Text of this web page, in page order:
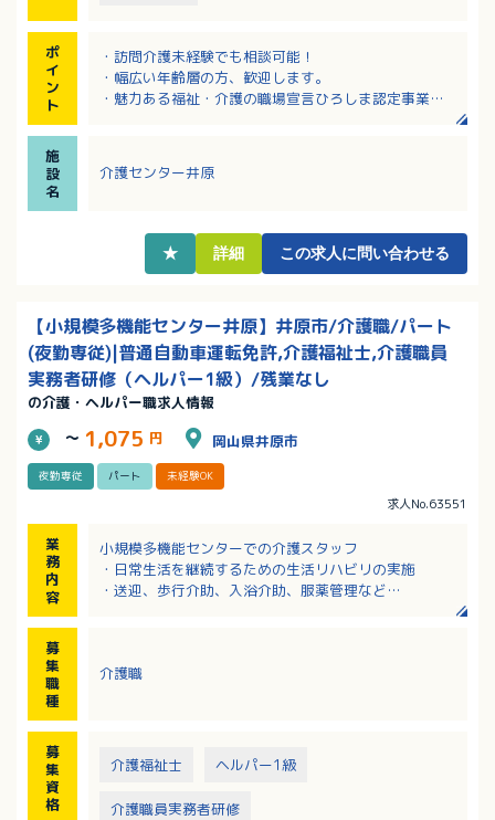
ポ
イ
ン
ト
・訪問介護未経験でも相談可能！
・幅広い年齢層の方、歓迎します。
・魅力ある福祉・介護の職場宣言ひろしま認定事業所
層別研修でしっかりキャリアアップ。
・資格取得支援があり、スキルアップも目指せます！
施
設
名
介護センター井原
★ 詳細 この求人に問い合わせる
【小規模多機能センター井原】井原市/介護職/パート
(夜勤専従)|普通自動車運転免許,介護福祉士,介護職員
実務者研修（ヘルパー1級）/残業なし
の介護・ヘルパー職求人情報
～ 1,075 円 岡山県井原市
夜勤専従 パート 未経験OK
求人No.63551
業
務
内
容
小規模多機能センターでの介護スタッフ
・日常生活を継続するための生活リハビリの実施
・送迎、歩行介助、入浴介助、服薬管理など
募
集
職
種
介護職
募
集
資
格
介護福祉士 ヘルパー1級
介護職員実務者研修